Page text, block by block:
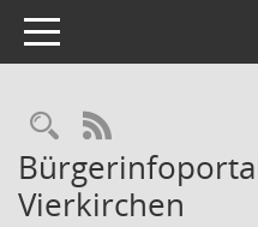
Toggle navigation
RSS-Feed
Vierkirchen